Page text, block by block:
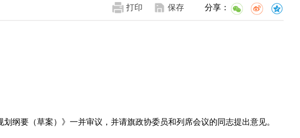
打印 保存 分享：
纲要（草案）》一并审议，并请旗政协委员和列席会议的同志提出意见。